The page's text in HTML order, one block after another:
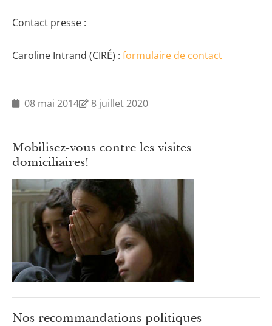
Contact presse :
Caroline Intrand (CIRÉ) : formulaire de contact
08 mai 2014 8 juillet 2020
Mobilisez-vous contre les visites
domiciliaires!
Nos recommandations politiques